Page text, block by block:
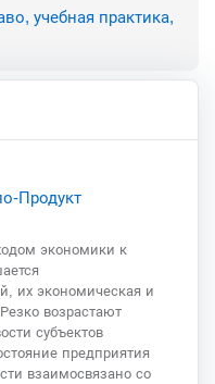
учебная практика,
Продукт
экономики к
их экономическая и
возрастают
субъектов
предприятия
взаимосвязано со